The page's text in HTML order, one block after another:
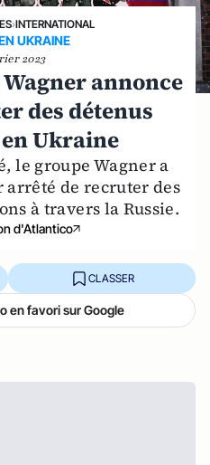
›INTERNATIONAL
UKRAINE
2023
annonce
des détenus
Ukraine
le groupe Wagner a
de recruter des
à travers la Russie.
d'Atlantico
CLASSER
en favori sur Google